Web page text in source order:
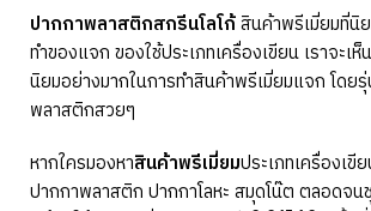
ปากกาพลาสติกสกรีนโลโก้สินค้าพรีเมี่ยมที่นิ
ทำของแจก ของใช้ประเภทเครื่องเขียน เราจะเ
นิยมอย่างมากในการทำสินค้าพรีเมี่ยมแจก โดย
พลาสติกสวยๆ
หากใครมองหาสินค้าพรีเมี่ยมประเภทเครื่องเขี
ปากกาพลาสติก ปากกาโลหะ สมุดโน๊ต ตลอดจน